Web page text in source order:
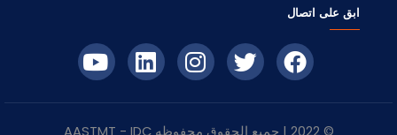
ابق على اتصال
© 2022 | جميع الحقوق محفوظه IDC
- AASTMT